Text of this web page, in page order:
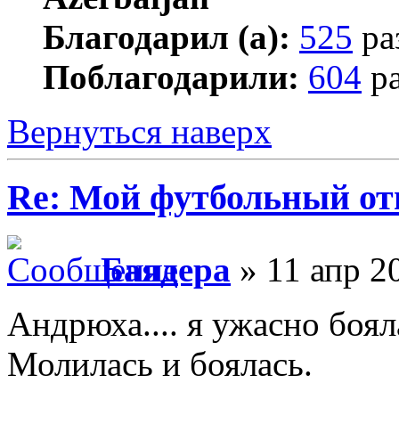
Благодарил (а): 525
Поблагодарили: 604
Вернуться наверх
Re: Мой футбольный
Баядера » 11 апр
Андрюха.... я ужасно
Молилась и боялась.